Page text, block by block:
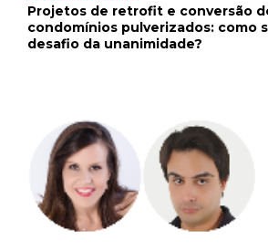
Projetos de retrofit e conversão
condomínios pulverizados: como
desafio da unanimidade?